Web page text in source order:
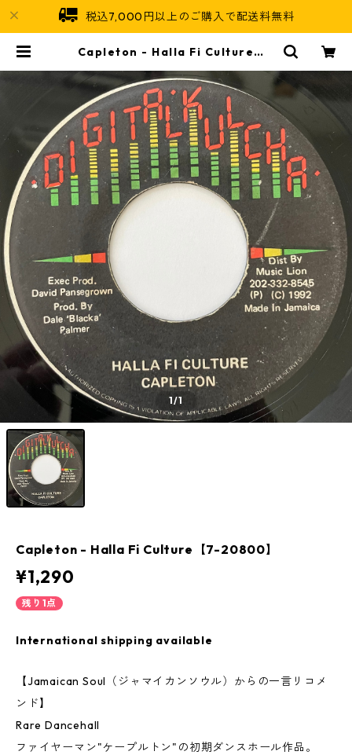
税込7,000円以上のご購入で配送料無料
Capleton ‎- Halla Fi Culture【7
1/1
Capleton ‎- Halla Fi Culture【7-20800】
¥1,290
残り1点
International shipping available
【Jamaican Soul（ジャマイカンソウル）からの一言リコメ
ンド】
Rare Dancehall
ファイヤーマン"ケープルトン"の初期ダンスホール作品。